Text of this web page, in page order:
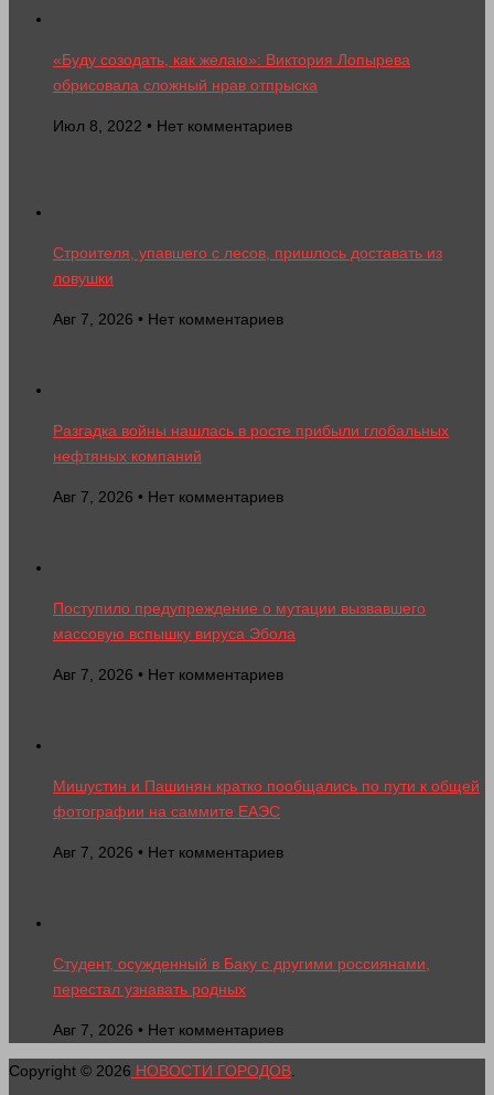
«Буду созодать, как желаю»: Виктория Лопырева
обрисовала сложный нрав отпрыска
Июл 8, 2022 • Нет комментариев
Строителя, упавшего с лесов, пришлось доставать из
ловушки
Авг 7, 2026 • Нет комментариев
Разгадка войны нашлась в росте прибыли глобальных
нефтяных компаний
Авг 7, 2026 • Нет комментариев
Поступило предупреждение о мутации вызвавшего
массовую вспышку вируса Эбола
Авг 7, 2026 • Нет комментариев
Мишустин и Пашинян кратко пообщались по пути к общей
фотографии на саммите ЕАЭС
Авг 7, 2026 • Нет комментариев
Студент, осужденный в Баку с другими россиянами,
перестал узнавать родных
Авг 7, 2026 • Нет комментариев
Copyright © 2026 НОВОСТИ ГОРОДОВ.